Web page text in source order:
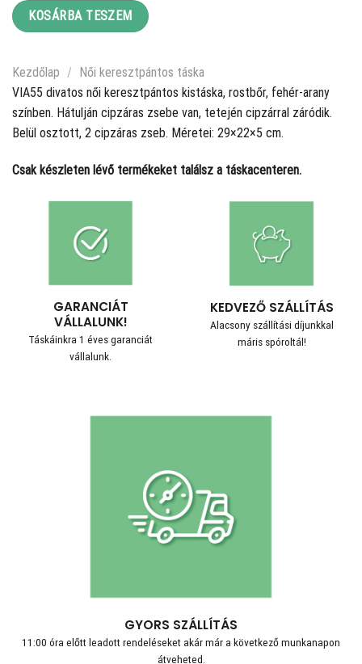
KOSÁRBA TESZEM
Kezdőlap / Női keresztpántos táska
VIA55 divatos női keresztpántos kistáska, rostbőr, fehér-arany
színben. Hátulján cipzáras zsebe van, tetején cipzárral záródik.
Belül osztott, 2 cipzáras zseb. Méretei: 29×22×5 cm.
Csak készleten lévő termékeket találsz a táskacenteren.
GARANCIÁT
VÁLLALUNK!
Táskáinkra 1 éves garanciát
vállalunk.
KEDVEZŐ SZÁLLÍTÁS
Alacsony szállítási díjunkkal
máris spóroltál!
GYORS SZÁLLÍTÁS
11:00 óra előtt leadott rendeléseket akár már a következő munkanapon
átveheted.